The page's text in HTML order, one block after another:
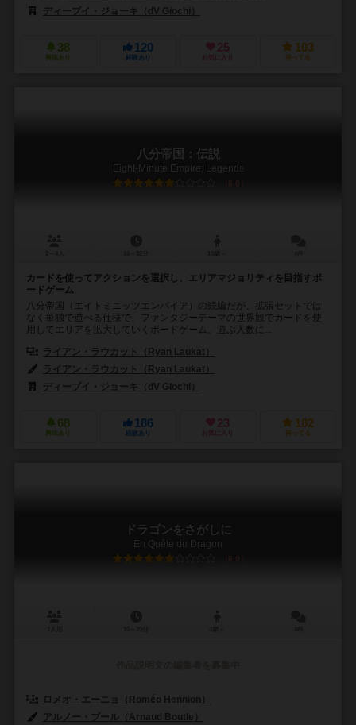
ディーブイ・ジョーキ（dV Giochi）
38
興味あり
120
経験あり
25
お気に入り
103
持ってる
八分帝国：伝説
Eight-Minute Empire: Legends
6.0
カードを使ってアクションを選択し、エリアマジョリティを目指すボ
ードゲーム
八分帝国（エイトミニッツエンパイア）の続編だが、拡張セットでは
なく単独で遊べる仕様で、ファンタジーテーマの世界観でカードを使
用してエリアを拡大していくボードゲーム。遊ぶ人数に...
ライアン・ラウカット（Ryan Laukat）
ライアン・ラウカット（Ryan Laukat）
ディーブイ・ジョーキ（dV Giochi）
68
興味あり
186
経験あり
23
お気に入り
182
持ってる
ドラゴンをさがしに
En Quête du Dragon
6.0
ロメオ・エーニョ（Roméo Hennion）
アルノー・ブール（Arnaud Boutle）